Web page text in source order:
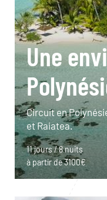
Une
Circuit en
et Raiatea.
11 jours / 8 nuits
à partir de 3100€